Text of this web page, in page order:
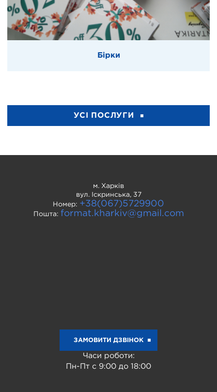
Бірки
УСІ ПОСЛУГИ
м. Харків
вул. Іскринська, 37
Номер: +38(067)5729900
Пошта: format.kharkiv@gmail.com
ЗАМОВИТИ ДЗВІНОК
Часи роботи:
Пн-Пт с 9:00 до 18:00